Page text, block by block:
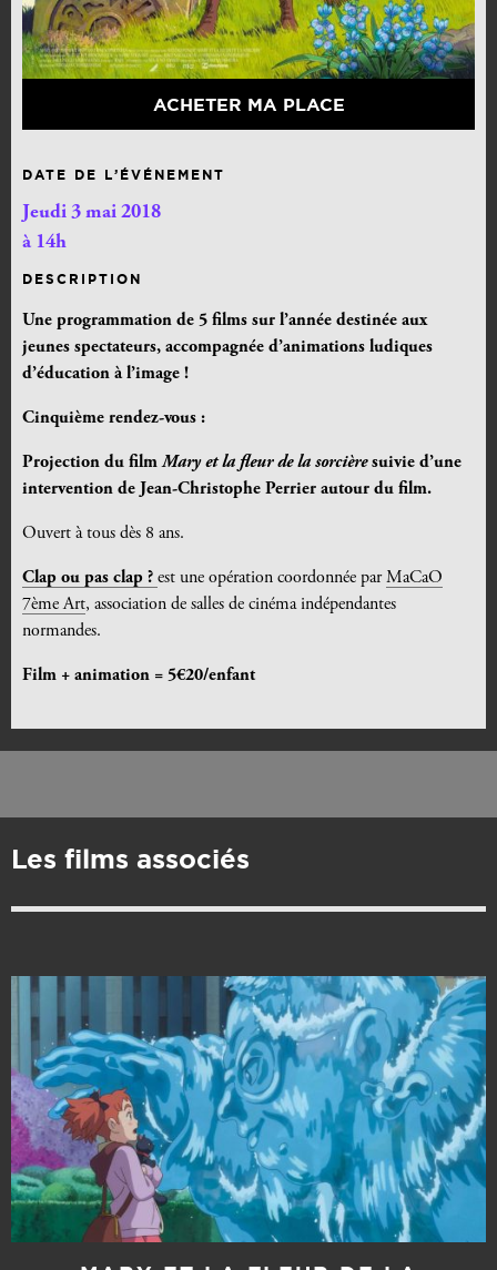
ACHETER MA PLACE
DATE DE L’ÉVÉNEMENT
Jeudi 3 mai 2018
à 14h
DESCRIPTION
Une programmation de 5 films sur l’année destinée aux
jeunes spectateurs, accompagnée d’animations ludiques
d’éducation à l’image !
Cinquième rendez-vous :
Projection du filmMary et la fleur de la sorcièresuivie d’une
intervention de Jean-Christophe Perrier autour du film.
Ouvert à tous dès 8 ans.
Clap ou pas clap ? est une opération coordonnée parMaCaO
7ème Art, association de salles de cinéma indépendantes
normandes.
Film + animation = 5€20/enfant
Les films associés